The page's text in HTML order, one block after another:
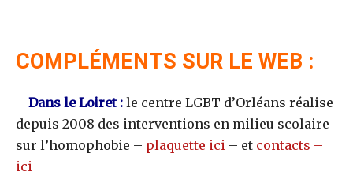
COMPLÉMENTS SUR LE WEB :
– Dans le Loiret : le centre LGBT d’Orléans réalise
depuis 2008 des interventions en milieu scolaire
sur l’homophobie – plaquette ici – et contacts –
ici